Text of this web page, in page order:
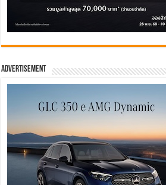
Advertisement